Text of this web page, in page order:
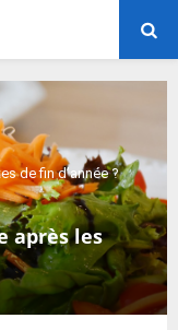
de fin d’année ?
après les